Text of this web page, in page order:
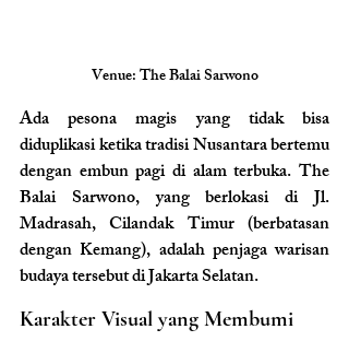
Venue: The Balai Sarwono
Ada pesona magis yang tidak bisa
diduplikasi ketika tradisi Nusantara bertemu
dengan embun pagi di alam terbuka. The
Balai Sarwono, yang berlokasi di Jl.
Madrasah, Cilandak Timur (berbatasan
dengan Kemang), adalah penjaga warisan
budaya tersebut di Jakarta Selatan.
Karakter Visual yang Membumi